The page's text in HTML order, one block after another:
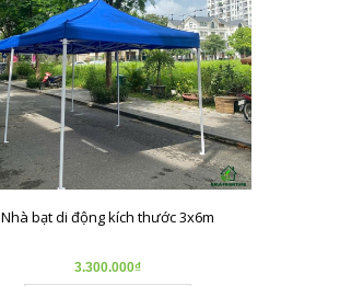
Nhà bạt di động kích thước 3x6m
3.300.000₫